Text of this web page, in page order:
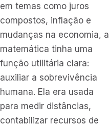
em temas como juros
compostos, inflação e
mudanças na economia, a
matemática tinha uma
função utilitária clara:
auxiliar a sobrevivência
humana. Ela era usada
para medir distâncias,
contabilizar recursos de